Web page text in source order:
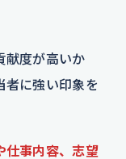
献度が高いか
者に強い印象を
仕事内容、志望